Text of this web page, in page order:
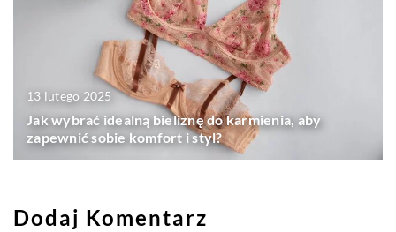
13 lutego 2025
Jak wybrać idealną bieliznę do karmienia, aby
zapewnić sobie komfort i styl?
Dodaj Komentarz